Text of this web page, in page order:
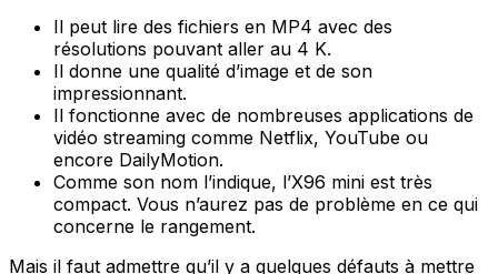
Il peut lire des fichiers en MP4 avec des
résolutions pouvant aller au 4 K.
Il donne une qualité d’image et de son
impressionnant.
Il fonctionne avec de nombreuses applications de
vidéo streaming comme Netflix, YouTube ou
encore DailyMotion.
Comme son nom l’indique, l’X96 mini est très
compact. Vous n’aurez pas de problème en ce qui
concerne le rangement.
Mais il faut admettre qu’il y a quelques défauts à mettre